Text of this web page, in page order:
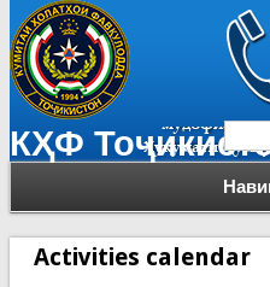
КҲФ
Activities calendar